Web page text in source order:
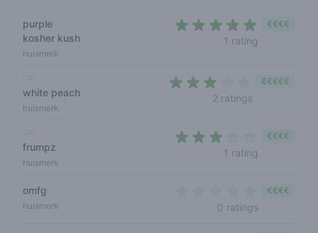
purple
kosher kush
huismerk
1 rating
€€€€
white peach
huismerk
2 ratings
€€€€€
frumpz
huismerk
1 rating
€€€€
omfg
huismerk 0 ratings
€€€€